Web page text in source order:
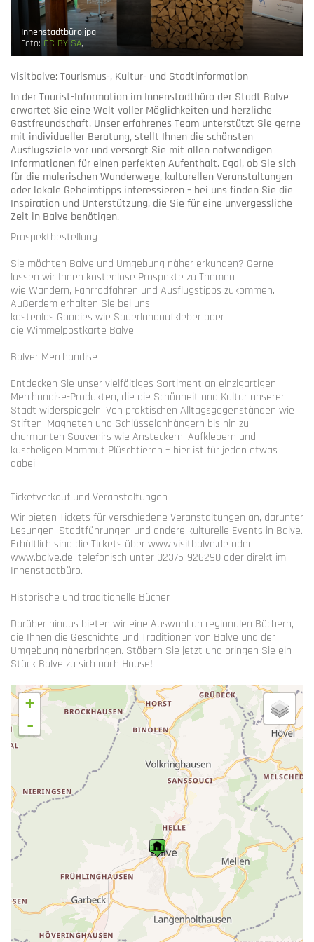
Innenstadtbüro.jpg
Foto: CC-BY-SA,
Visitbalve: Tourismus-, Kultur- und Stadtinformation
In der Tourist-Information im Innenstadtbüro der Stadt Balve
erwartet Sie eine Welt voller Möglichkeiten und herzliche
Gastfreundschaft. Unser erfahrenes Team unterstützt Sie gerne
mit individueller Beratung, stellt Ihnen die schönsten
Ausflugsziele vor und versorgt Sie mit allen notwendigen
Informationen für einen perfekten Aufenthalt. Egal, ob Sie sich
für die malerischen Wanderwege, kulturellen Veranstaltungen
oder lokale Geheimtipps interessieren – bei uns finden Sie die
Inspiration und Unterstützung, die Sie für eine unvergessliche
Zeit in Balve benötigen.
Prospektbestellung
Sie möchten Balve und Umgebung näher erkunden? Gerne
lassen wir Ihnen kostenlose Prospekte zu Themen
wie Wandern, Fahrradfahren und Ausflugstipps zukommen.
Außerdem erhalten Sie bei uns
kostenlos Goodies wie Sauerlandaufkleber oder
die Wimmelpostkarte Balve.
Balver Merchandise
Entdecken Sie unser vielfältiges Sortiment an einzigartigen
Merchandise-Produkten, die die Schönheit und Kultur unserer
Stadt widerspiegeln. Von praktischen Alltagsgegenständen wie
Stiften, Magneten und Schlüsselanhängern bis hin zu
charmanten Souvenirs wie Ansteckern, Aufklebern und
kuscheligen Mammut Plüschtieren – hier ist für jeden etwas
dabei.
Ticketverkauf und Veranstaltungen
Wir bieten Tickets für verschiedene Veranstaltungen an, darunter
Lesungen, Stadtführungen und andere kulturelle Events in Balve.
Erhältlich sind die Tickets über www.visitbalve.de oder
www.balve.de, telefonisch unter 02375-926290 oder direkt im
Innenstadtbüro.
Historische und traditionelle Bücher
Darüber hinaus bieten wir eine Auswahl an regionalen Büchern,
die Ihnen die Geschichte und Traditionen von Balve und der
Umgebung näherbringen. Stöbern Sie jetzt und bringen Sie ein
Stück Balve zu sich nach Hause!
+
-